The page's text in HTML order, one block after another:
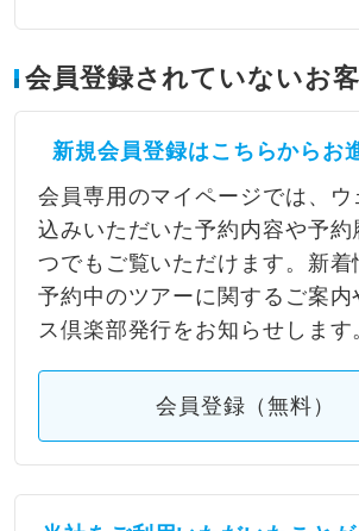
会員登録されていないお
新規会員登録はこちらからお
会員専用のマイページでは、ウ
込みいただいた予約内容や予約
つでもご覧いただけます。新着
予約中のツアーに関するご案内
ス倶楽部発行をお知らせします
会員登録（無料）